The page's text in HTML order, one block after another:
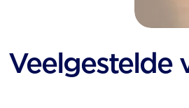
Veelgestelde